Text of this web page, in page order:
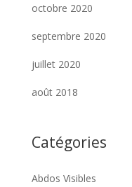
octobre 2020
septembre 2020
juillet 2020
août 2018
Catégories
Abdos Visibles